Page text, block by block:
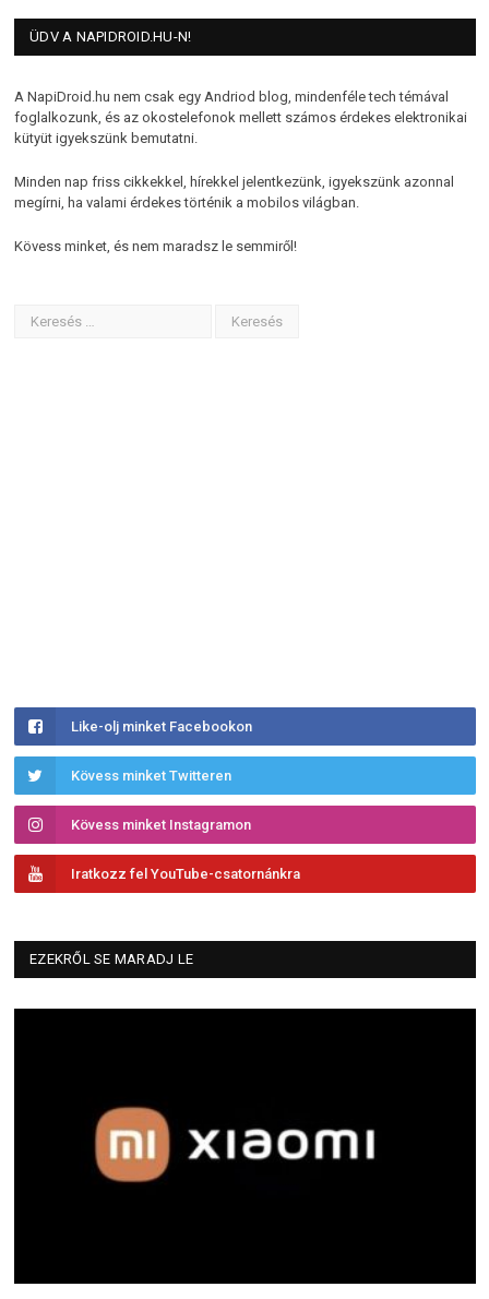
ÜDV A NAPIDROID.HU-N!
A NapiDroid.hu nem csak egy Andriod blog, mindenféle tech témával
foglalkozunk, és az okostelefonok mellett számos érdekes elektronikai
kütyüt igyekszünk bemutatni.
Minden nap friss cikkekkel, hírekkel jelentkezünk, igyekszünk azonnal
megírni, ha valami érdekes történik a mobilos világban.
Kövess minket, és nem maradsz le semmiről!
Like-olj minket Facebookon
Kövess minket Twitteren
Kövess minket Instagramon
Iratkozz fel YouTube-csatornánkra
EZEKRŐL SE MARADJ LE